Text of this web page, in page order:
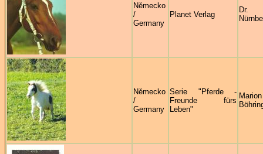
Německo
/
Germany
Planet Verlag
Německo
/
Germany
Serie "Pferde -
Freunde fürs
Leben"
Marion